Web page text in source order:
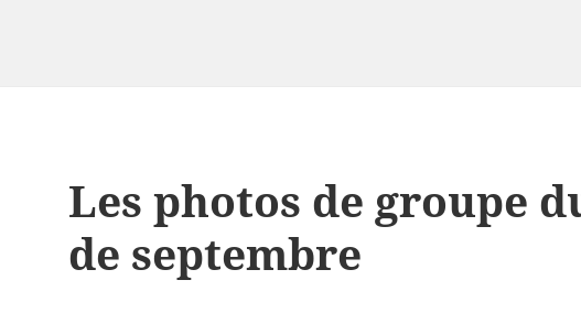
Les photos de groupe
de septembre